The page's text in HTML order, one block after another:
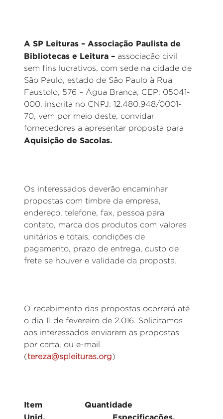
A SP Leituras – Associação Paulista de
Bibliotecas e Leitura – associação civil
sem fins lucrativos, com sede na cidade de
São Paulo, estado de São Paulo à Rua
Faustolo, 576 – Água Branca, CEP: 05041-
000, inscrita no CNPJ: 12.480.948/0001-
70, vem por meio deste, convidar
fornecedores a apresentar proposta para
Aquisição de Sacolas.
Os interessados deverão encaminhar
propostas com timbre da empresa,
endereço, telefone, fax, pessoa para
contato, marca dos produtos com valores
unitários e totais, condições de
pagamento, prazo de entrega, custo de
frete se houver e validade da proposta.
O recebimento das propostas ocorrerá até
o dia 11 de fevereiro de 2.016. Solicitamos
aos interessados enviarem as propostas
por carta, ou e-mail
(tereza@spleituras.org)
Item Quantidade
Unid. Especificações.